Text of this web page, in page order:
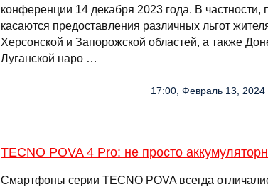
конференции 14 декабря 2023 года. В частности,
касаются предоставления различных льгот
Херсонской и Запорожской областей, а также
Луганской наро …
17:00, Февраль 13,
TECNO POVA 4 Pro: не просто
Смартфоны серии TECNO POVA всегда